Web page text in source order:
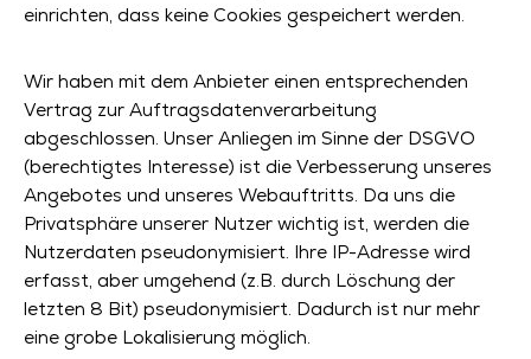
einrichten, dass keine Cookies gespeichert werden.
Wir haben mit dem Anbieter einen entsprechenden
Vertrag zur Auftragsdatenverarbeitung
abgeschlossen. Unser Anliegen im Sinne der DSGVO
(berechtigtes Interesse) ist die Verbesserung unseres
Angebotes und unseres Webauftritts. Da uns die
Privatsphäre unserer Nutzer wichtig ist, werden die
Nutzerdaten pseudonymisiert. Ihre IP-Adresse wird
erfasst, aber umgehend (z.B. durch Löschung der
letzten 8 Bit) pseudonymisiert. Dadurch ist nur mehr
eine grobe Lokalisierung möglich.